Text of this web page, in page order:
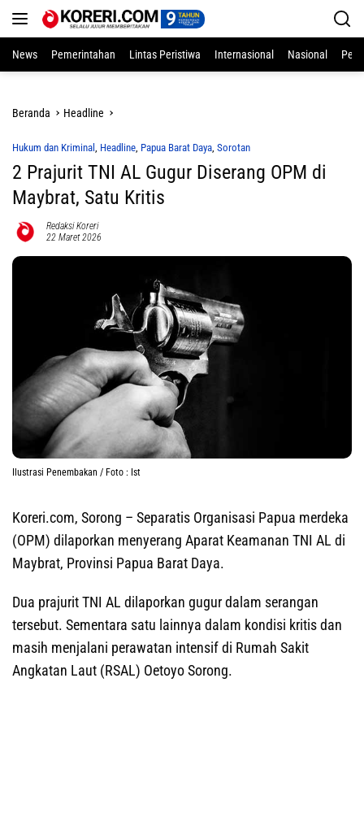
News
Pemerintahan Lintas Peristiwa Internasional Nasional
Beranda Headline
Hukum dan Kriminal , Headline, Papua Barat Daya, Sorotan
2 Prajurit TNI AL Gugur Diserang OPM di
Maybrat, Satu Kritis
Redaksi Koreri
22 Maret 2026
Ilustrasi Penembakan / Foto : Ist
Koreri.com, Sorong – Separatis Organisasi Papua merdeka
(OPM) dilaporkan menyerang Aparat Keamanan TNI AL di
Maybrat, Provinsi Papua Barat Daya.
Dua prajurit TNI AL dilaporkan gugur dalam serangan
tersebut. Sementara satu lainnya dalam kondisi kritis dan
masih menjalani perawatan intensif di Rumah Sakit
Angkatan Laut (RSAL) Oetoyo Sorong.